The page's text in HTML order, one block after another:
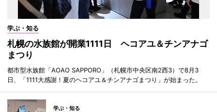
学ぶ・知る
札幌の水族館が開業1111日 ヘコアユ＆チンアナゴ
まつり
都市型水族館「AOAO SAPPORO」（札幌市中央区南2西3）で8月3
日、「1111大感謝！夏のヘコアユ＆チンアナゴまつり」が始まった。
学ぶ・知る